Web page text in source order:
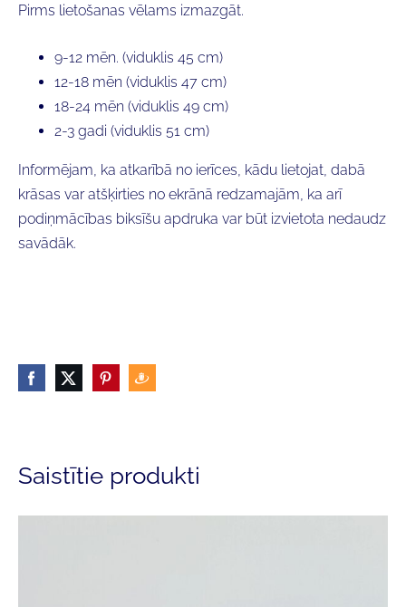
Pirms lietošanas vēlams izmazgāt.
9-12 mēn. (viduklis 45 cm)
12-18 mēn (viduklis 47 cm)
18-24 mēn (viduklis 49 cm)
2-3 gadi (viduklis 51 cm)
Informējam, ka atkarībā no ierīces, kādu lietojat, dabā
krāsas var atšķirties no ekrānā redzamajām, ka arī
podiņmācības biksīšu apdruka var būt izvietota nedaudz
savādāk.
Saistītie produkti